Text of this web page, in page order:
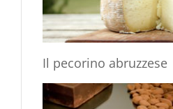
Il pecorino abruzzese